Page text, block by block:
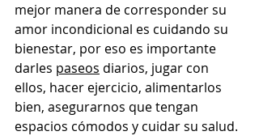
mejor manera de corresponder su
amor incondicional es cuidando su
bienestar, por eso es importante
darles paseos diarios, jugar con
ellos, hacer ejercicio, alimentarlos
bien, asegurarnos que tengan
espacios cómodos y cuidar su salud.